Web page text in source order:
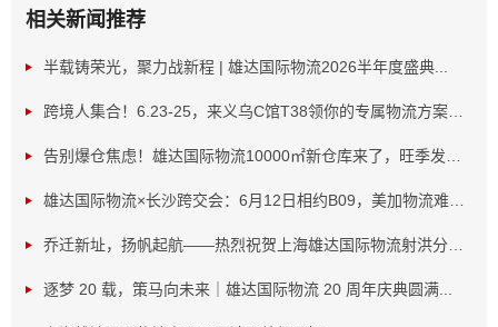
璀璨启幕：欢乐聚首，共赴盛会
相关新闻推荐
半载铸荣光，聚力战新程 | 雄达国际物流2026半年度盛典...
跨境人集合！6.23-25，来义乌C馆T38领你的专属物流方案！...
告别爆仓焦虑！雄达国际物流10000㎡新仓库来了，旺季发货...
雄达国际物流×长沙跨交会：6月12日相约B09，美加物流难题...
乔迁新址，扬帆起航——热烈祝贺上海雄达国际物流射洪分公...
逐梦 20 载，策马向未来｜雄达国际物流 20 周年庆典圆满...